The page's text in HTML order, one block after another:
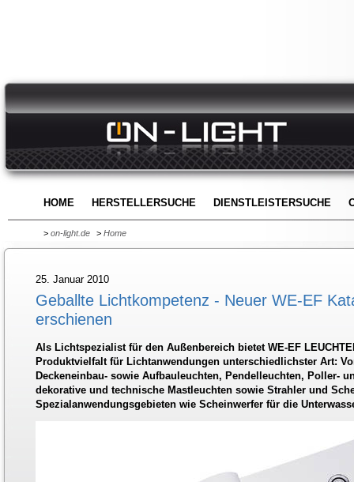
HOME HERSTELLERSUCHE DIENSTLEISTERSUCHE
> on-light.de > Home
25. Januar 2010
Geballte Lichtkompetenz - Neuer WE-EF
erschienen
Als Lichtspezialist für den Außenbereich bietet WE-EF
Produktvielfalt für Lichtanwendungen unterschiedlichster Art:
Deckeneinbau- sowie Aufbauleuchten, Pendelleuchten, Poller-
dekorative und technische Mastleuchten sowie Strahler und
Spezialanwendungsgebieten wie Scheinwerfer für die